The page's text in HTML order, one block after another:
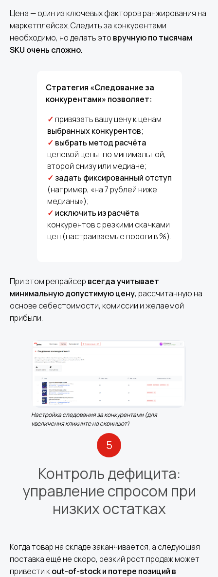
Цена — один из ключевых факторов ранжирования на
маркетплейсах. Следить за конкурентами
необходимо, но делать это вручную по тысячам
SKU очень сложно.
Стратегия «Следование за
конкурентами» позволяет:
✓ привязать вашу цену к ценам
выбранных конкурентов;
✓ выбрать метод расчёта
целевой цены: по минимальной,
второй снизу или медиане;
✓задать фиксированный отступ
(например, «на 7 рублей ниже
медианы»);
✓ исключить из расчёта
конкурентов с резкими скачками
цен (настраиваемые пороги в %).
При этом репрайсер всегда учитывает
минимальную допустимую цену, рассчитанную на
основе себестоимости, комиссии и желаемой
прибыли.
Настройка следования за конкурентами (для
увеличения кликните на скриншот)
5
Контроль дефицита:
управление спросом при
низких остатках
Когда товар на складе заканчивается, а следующая
поставка ещё не скоро, резкий рост продаж может
привести кout-of-stock и потере позиций в